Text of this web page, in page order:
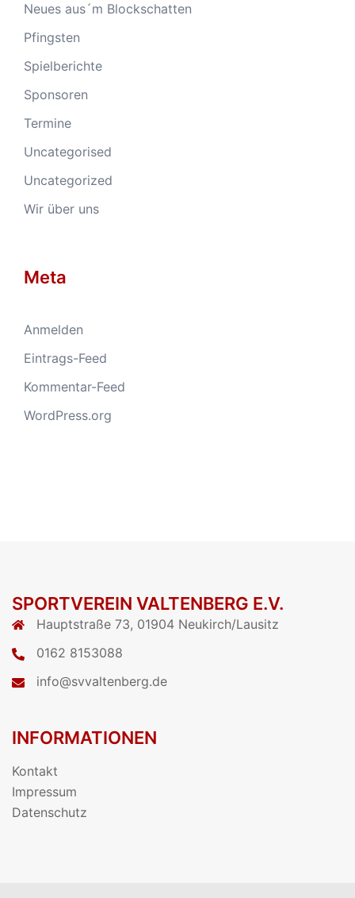
Neues aus´m Blockschatten
Pfingsten
Spielberichte
Sponsoren
Termine
Uncategorised
Uncategorized
Wir über uns
Meta
Anmelden
Eintrags-Feed
Kommentar-Feed
WordPress.org
SPORTVEREIN VALTENBERG E.V.
Hauptstraße 73, 01904 Neukirch/Lausitz
0162 8153088
info@svvaltenberg.de
INFORMATIONEN
Kontakt
Impressum
Datenschutz